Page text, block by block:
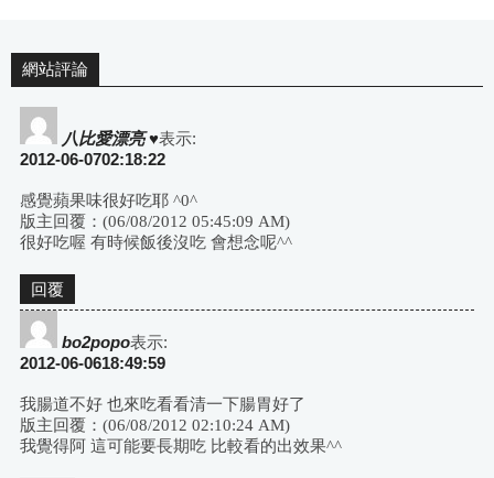
網站評論
八比愛漂亮 ♥表示:
2012-06-0702:18:22
感覺蘋果味很好吃耶 ^0^
版主回覆：(06/08/2012 05:45:09 AM)
很好吃喔 有時候飯後沒吃 會想念呢^^
回覆
bo2popo表示:
2012-06-0618:49:59
我腸道不好 也來吃看看清一下腸胃好了
版主回覆：(06/08/2012 02:10:24 AM)
我覺得阿 這可能要長期吃 比較看的出效果^^